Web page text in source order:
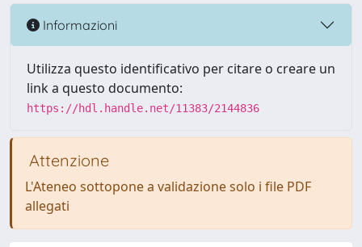
Informazioni
Utilizza questo identificativo per citare o creare un
link a questo documento:
https://hdl.handle.net/11383/2144836
Attenzione
L'Ateneo sottopone a validazione solo i file PDF
allegati